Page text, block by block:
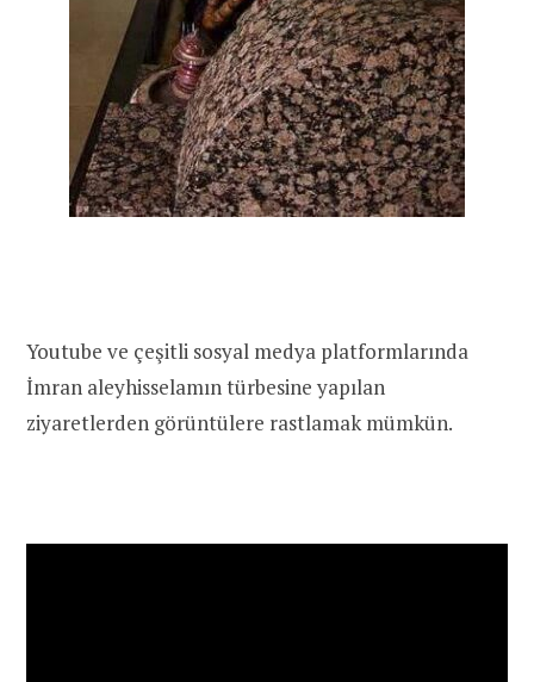
Youtube ve çeşitli sosyal medya platformlarında
İmran aleyhisselamın türbesine yapılan
ziyaretlerden görüntülere rastlamak mümkün.